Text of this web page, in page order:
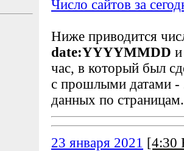
Число сайтов за
Ниже приводится
date:YYYYMMDD
час, в который был
с прошлыми датами -
данных по страницам.
23 января 2021 [4:30